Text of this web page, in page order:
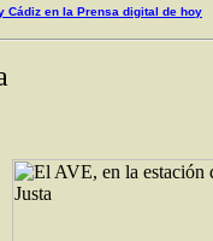
Cádiz en la Prensa digital de hoy